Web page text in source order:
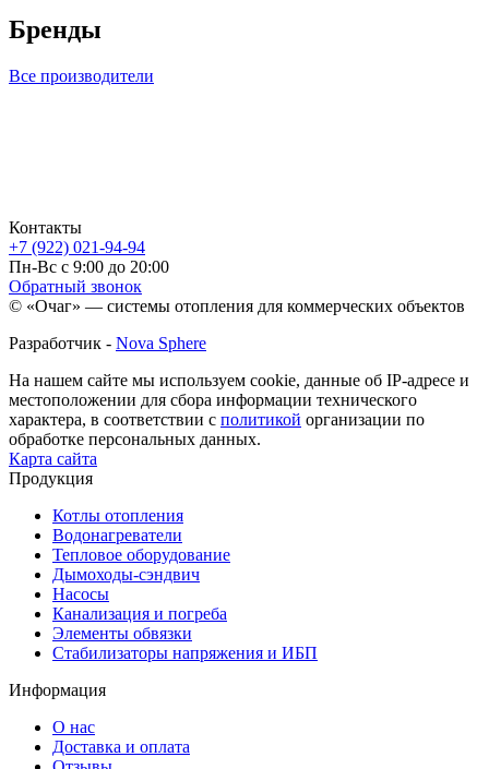
Бренды
Все производители
Контакты
+7 (922) 021-94-94
Пн-Вс с 9:00 до 20:00
Обратный звонок
© «Очаг» — системы отопления для коммерческих объектов
Разработчик - Nova Sphere
На нашем сайте мы используем cookie, данные об IP-адресе и
местоположении для сбора информации технического
характера, в соответствии с политикой организации по
обработке персональных данных.
Карта сайта
Продукция
Котлы отопления
Водонагреватели
Тепловое оборудование
Дымоходы-сэндвич
Насосы
Канализация и погреба
Элементы обвязки
Стабилизаторы напряжения и ИБП
Информация
О нас
Доставка и оплата